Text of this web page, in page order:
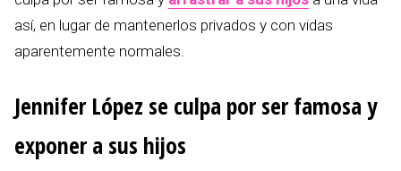
así, en lugar de mantenerlos privados y con vidas
aparentemente normales.
Jennifer López se culpa por ser famosa y
exponer a sus hijos